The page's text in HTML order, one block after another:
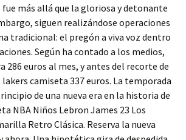
más allá que la gloriosa y detonante
siguen realizándose operaciones
tradicional: el pregón a viva voz dentro
Según ha contado a los medios,
286 euros al mes, y antes del recorte de
camiseta 337 euros. La temporada
de una nueva era en la historia de
NBA Niños Lebron James 23 Los
Retro Clásica. Reserva la nueva